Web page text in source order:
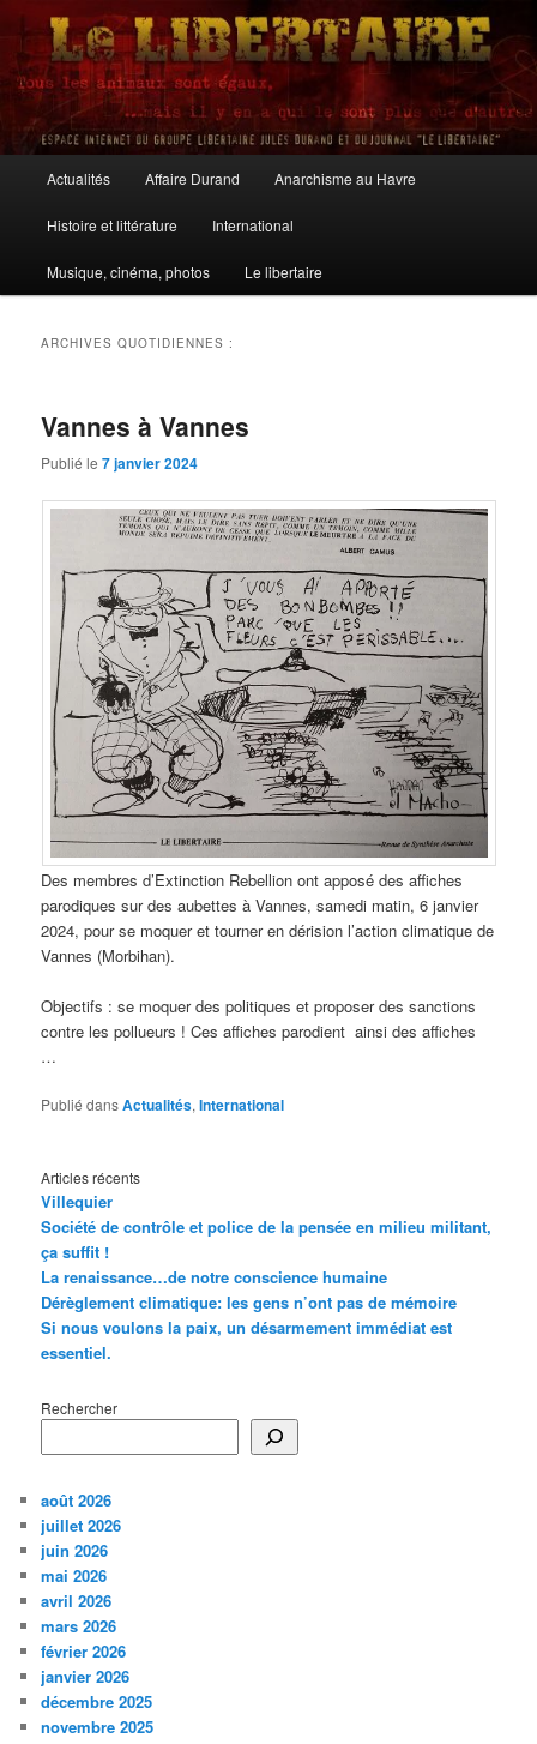
Aller
contenu
principal
Aller
contenu
secondaire
Le Libertaire
principal
Actualités Affaire Durand Anarchisme au Havre
Histoire et littérature International
Musique, cinéma, photos Le libertaire
ARCHIVES QUOTIDIENNES :
Vannes à Vannes
Publié le7 janvier 2024
Des membres d’Extinction Rebellion ont apposé des affiches
parodiques sur des aubettes à Vannes, samedi matin, 6 janvier
2024, pour se moquer et tourner en dérision l’action climatique de
Vannes (Morbihan).
Objectifs : se moquer des politiques et proposer des sanctions
contre les pollueurs ! Ces affiches parodient ainsi des affiches
…
Publié dansActualités,International
Articles récents
Villequier
Société de contrôle et police de la pensée en milieu militant,
ça suffit !
La renaissance…de notre conscience humaine
Dérèglement climatique: les gens n’ont pas de mémoire
Si nous voulons la paix, un désarmement immédiat est
essentiel.
Rechercher
août 2026
juillet 2026
juin 2026
mai 2026
avril 2026
mars 2026
février 2026
janvier 2026
décembre 2025
novembre 2025